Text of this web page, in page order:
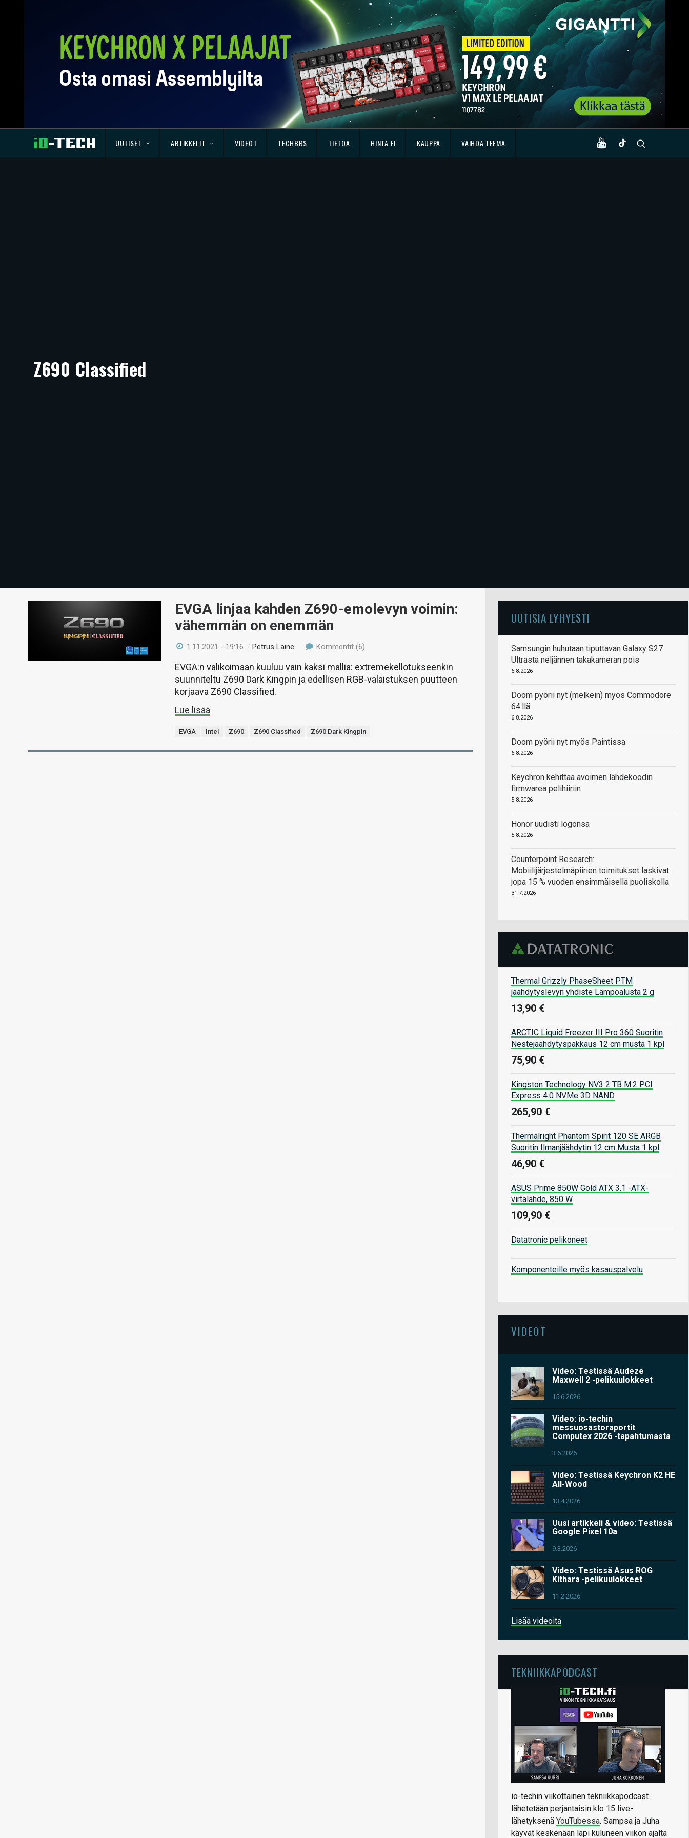
UUTISET ARTIKKELIT VIDEOT TECHBBS TIETOA HINTA.FI KAUPPA VAIHDA TEEMA
Z690 Classified
EVGA linjaa kahden Z690-emolevyn voimin:
vähemmän on enemmän
1.11.2021 - 19:16 /Petrus Laine Kommentit (6)
EVGA:n valikoimaan kuuluu vain kaksi mallia: extremekellotukseenkin
suunniteltu Z690 Dark Kingpin ja edellisen RGB-valaistuksen puutteen
korjaava Z690 Classified.
Lue lisää
EVGA Intel Z690 Z690 Classified Z690 Dark Kingpin
UUTISIA LYHYESTI
Samsungin huhutaan tiputtavan Galaxy S27
Ultrasta neljännen takakameran pois
6.8.2026
Doom pyörii nyt (melkein) myös Commodore
64:llä
6.8.2026
Doom pyörii nyt myös Paintissa
6.8.2026
Keychron kehittää avoimen lähdekoodin
firmwarea pelihiiriin
5.8.2026
Honor uudisti logonsa
5.8.2026
Counterpoint Research:
Mobiilijärjestelmäpiirien toimitukset laskivat
jopa 15 % vuoden ensimmäisellä puoliskolla
31.7.2026
Thermal Grizzly PhaseSheet PTM
jäähdytyslevyn yhdiste Lämpöalusta 2 g
13,90 €
ARCTIC Liquid Freezer III Pro 360 Suoritin
Nestejäähdytyspakkaus 12 cm musta 1 kpl
75,90 €
Kingston Technology NV3 2 TB M.2 PCI
Express 4.0 NVMe 3D NAND
265,90 €
Thermalright Phantom Spirit 120 SE ARGB
Suoritin Ilmanjäähdytin 12 cm Musta 1 kpl
46,90 €
ASUS Prime 850W Gold ATX 3.1 -ATX-
virtalähde, 850 W
109,90 €
Datatronic pelikoneet
Komponenteille myös kasauspalvelu
VIDEOT
Video: Testissä Audeze
Maxwell 2 -pelikuulokkeet
15.6.2026
Video: io-techin
messuosastoraportit
Computex 2026 -tapahtumasta
3.6.2026
Video: Testissä Keychron K2 HE
All-Wood
13.4.2026
Uusi artikkeli & video: Testissä
Google Pixel 10a
9.3.2026
Video: Testissä Asus ROG
Kithara -pelikuulokkeet
11.2.2026
Lisää videoita
TEKNIIKKAPODCAST
io-techin viikottainen tekniikkapodcast
lähetetään perjantaisin klo 15 live-
lähetyksenä YouTubessa. Sampsa ja Juha
käyvät keskenään läpi kuluneen viikon ajalta